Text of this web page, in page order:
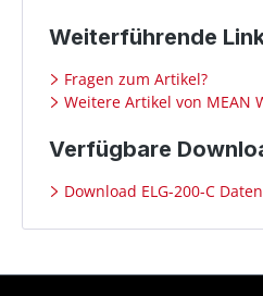
Weiterführende
Fragen zum Artikel?
Weitere Artikel von MEAN
Verfügbare
Download ELG-200-C